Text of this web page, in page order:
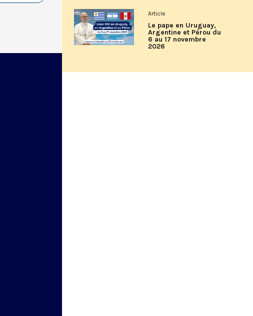
Article
Le pape en Uruguay,
Argentine et Pérou du
6 au 17 novembre
2026